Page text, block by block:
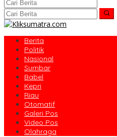
Berita
Politik
Nasional
Sumbar
Babel
Kepri
Riau
Otomatif
Galeri Pos
Video Pos
Olahraga